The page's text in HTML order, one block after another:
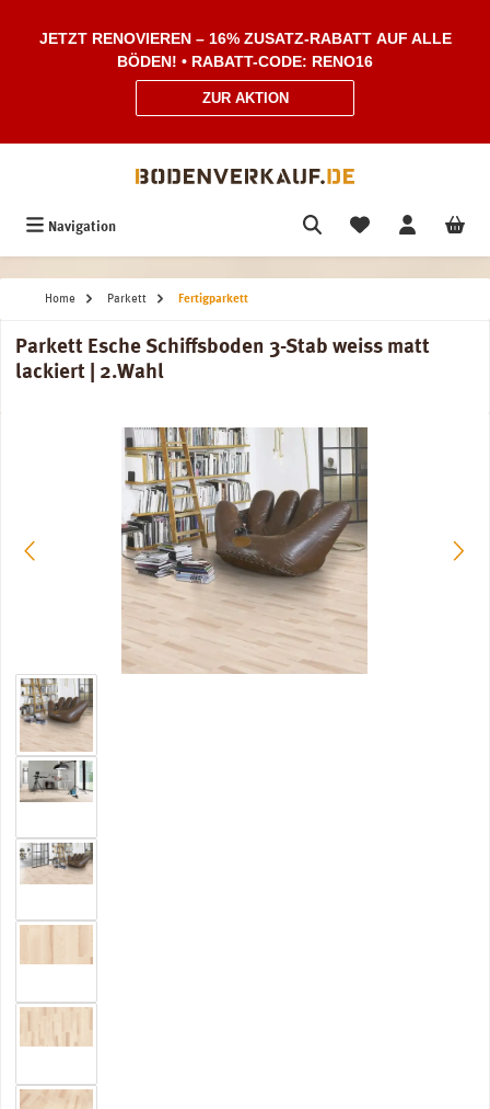
JETZT RENOVIEREN – 16% ZUSATZ-RABATT AUF ALLE
BÖDEN! • RABATT-CODE: RENO16
ZUR AKTION
Navigation
Home Parkett Fertigparkett
Parkett Esche Schiffsboden 3-Stab weiss matt
lackiert | 2.Wahl
Bildergalerie überspringen